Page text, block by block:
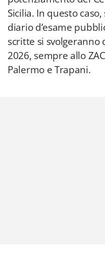
Sicilia. In questo
diario d’esame
scritte si svolgeranno
2026, sempre allo
Palermo e Trapani.